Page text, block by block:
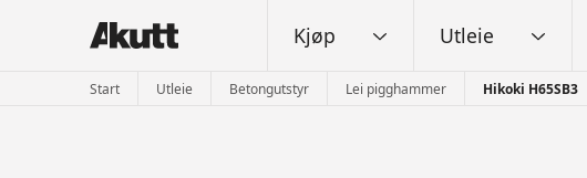
Kjøp Utleie
Start Utleie Betongutstyr Lei pigghammer Hikoki H65SB3